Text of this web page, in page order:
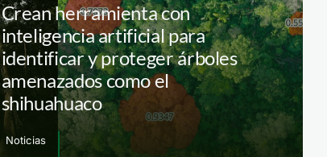
Crean herramienta con
inteligencia artificial para
identificar y proteger árboles
amenazados como el
shihuahuaco
Noticias